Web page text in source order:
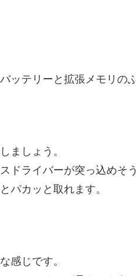
ッテリーと拡張メモリの
ましょう。
ドライバーが突っ込めそ
パカッと取れます。
感じです。